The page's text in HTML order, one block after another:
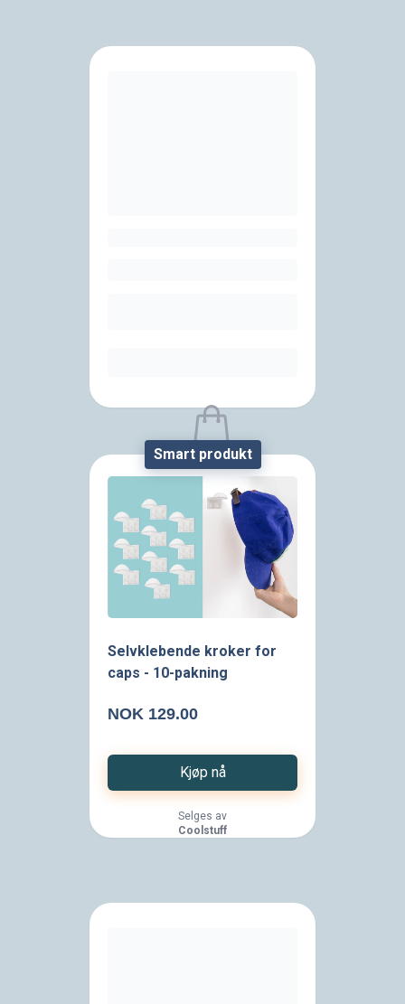
Sorry, the product is
currently unavailable.
Smart produkt
Selvklebende kroker for
caps - 10-pakning
NOK 129.00
Kjøp nå
Selges av
Coolstuff